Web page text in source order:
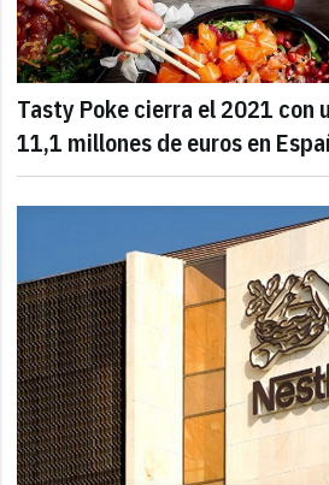
Tasty Poke cierra el 2021 con
11,1 millones de euros en